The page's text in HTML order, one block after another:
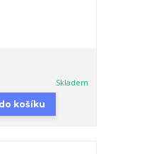
Skladem
košíku